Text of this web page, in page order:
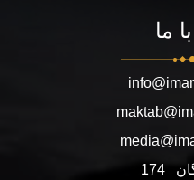
ما
174